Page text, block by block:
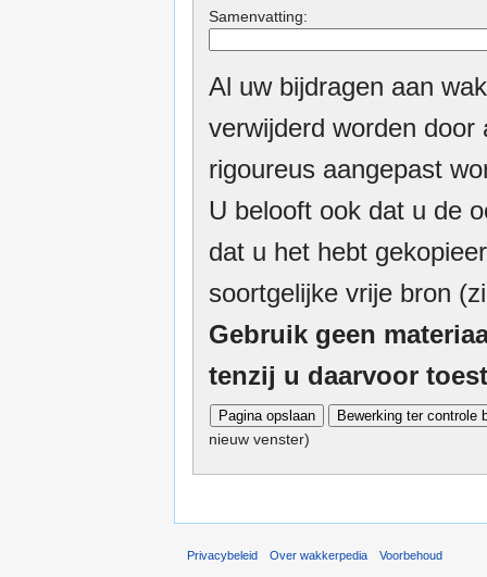
Samenvatting:
Al uw bijdragen aan
verwijderd worden
rigoureus aangepast
U belooft ook dat u de
dat u het hebt
soortgelijke vrije bron
Gebruik geen
tenzij u daarvoor
nieuw venster)
Privacybeleid Over wakkerpedia Voorbehoud